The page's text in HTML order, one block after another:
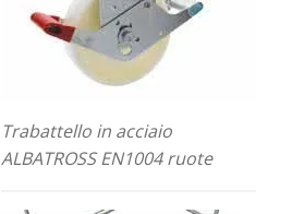
Trabattello in acciaio
ALBATROSS EN1004 ruote